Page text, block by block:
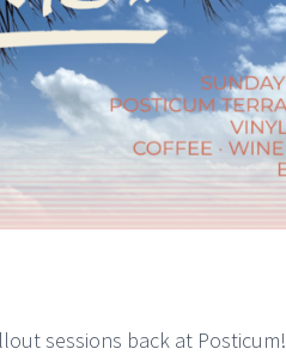
sessions back at Posticum!